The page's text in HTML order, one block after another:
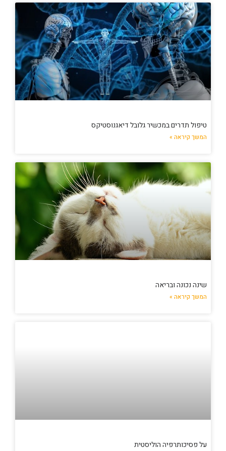
טיפול תדרים במכשיר גלובל דיאגנוסטיקס
המשך קיראה »
שינה נכונה ובריאה
המשך קיראה »
על פסיכותרפיה הוליסטית